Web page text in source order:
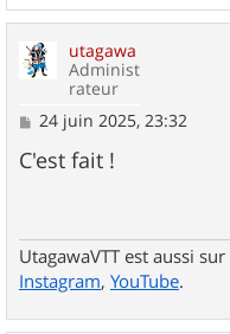
utagawa
Administ
rateur
M
s
s
24 juin 2025, 23:32
C'est fait !
UtagawaVTT est aussi sur
Instagram, YouTube.